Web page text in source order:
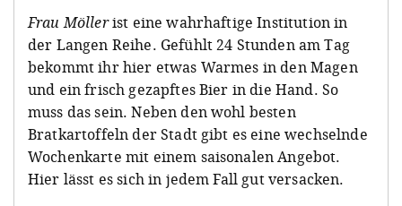
Frau Möllerist eine wahrhaftige Institution in
der Langen Reihe. Gefühlt 24 Stunden am Tag
bekommt ihr hier etwas Warmes in den Magen
und ein frisch gezapftes Bier in die Hand. So
muss das sein. Neben den wohl besten
Bratkartoffeln der Stadt gibt es eine wechselnde
Wochenkarte mit einem saisonalen Angebot.
Hier lässt es sich in jedem Fall gut versacken.